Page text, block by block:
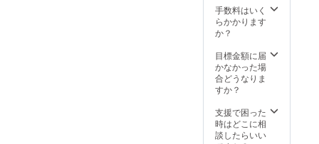
手数料はいく
らかかります
か？
目標金額に届
かなかった場
合どうなりま
すか？
支援で困った
時はどこに相
談したらいい